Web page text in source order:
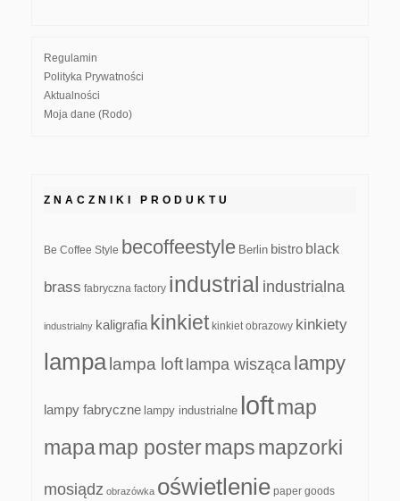
Regulamin
Polityka Prywatności
Aktualności
Moja dane (Rodo)
ZNACZNIKI PRODUKTU
Be Coffee Style becoffeestyle Berlin bistro black
brass fabryczna factory industrial industrialna
industrialny kaligrafia kinkiet kinkiet obrazowy kinkiety
lampa lampa loft lampa wisząca lampy
lampy fabryczne lampy industrialne loftmap
mapamap postermapsmapzorki
mosiądz obrazówka oświetlenie paper goods